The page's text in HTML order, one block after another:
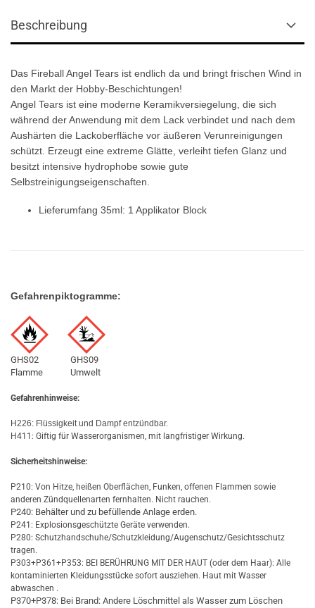
Beschreibung
Das Fireball Angel Tears ist endlich da und bringt frischen Wind in
den Markt der Hobby-Beschichtungen!
Angel Tears ist eine moderne Keramikversiegelung, die sich
während der Anwendung mit dem Lack verbindet und nach dem
Aushärten die Lackoberfläche vor äußeren Verunreinigungen
schützt. Erzeugt eine extreme Glätte, verleiht tiefen Glanz und
besitzt intensive hydrophobe sowie gute
Selbstreinigungseigenschaften.
Lieferumfang 35ml: 1 Applikator Block
Gefahrenpiktogramme:
GHS02 GHS09
Flamme Umwelt
Gefahrenhinweise:
H226: Flüssigkeit und Dampf entzündbar.
H411: Giftig für Wasserorganismen, mit langfristiger Wirkung.
Sicherheitshinweise:
P210: Von Hitze, heißen Oberflächen, Funken, offenen Flammen sowie
anderen Zündquellenarten fernhalten. Nicht rauchen.
P240: Behälter und zu befüllende Anlage erden.
P241: Explosionsgeschützte Geräte verwenden.
P280: Schutzhandschuhe/Schutzkleidung/Augenschutz/Gesichtsschutz
tragen.
P303+P361+P353: BEI BERÜHRUNG MIT DER HAUT (oder dem Haar): Alle
kontaminierten Kleidungsstücke sofort ausziehen. Haut mit Wasser
abwaschen .
P370+P378: Bei Brand: Andere Löschmittel als Wasser zum Löschen